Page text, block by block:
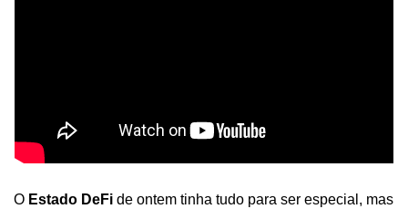
O Estado DeFi de ontem tinha tudo para ser especial, mas